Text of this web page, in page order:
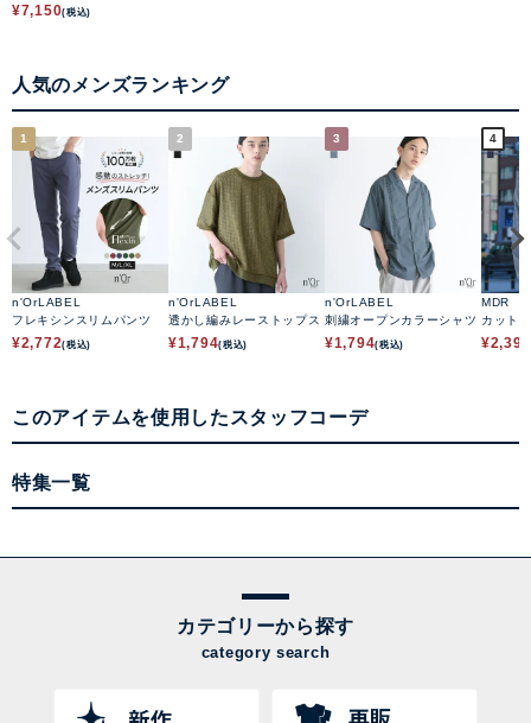
¥7,150(税込)
人気のメンズランキング
1
n'OrLABEL
フレキシンスリムパンツ
¥2,772(税込)
2
n'OrLABEL
透かし編みレーストップス
¥1,794(税込)
3
n'OrLABEL
刺繍オープンカラーシャツ
¥1,794(税込)
4
MDR
カット
ードジ
¥2,391
このアイテムを使用したスタッフコーデ
特集一覧
カテゴリーから探す
category search